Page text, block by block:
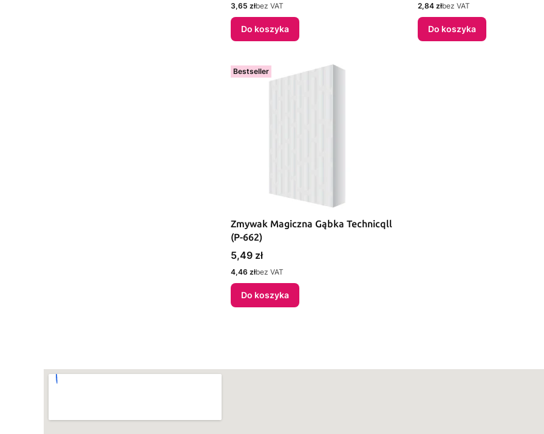
Cena
3,65 złbez VAT
Do koszyka
Cena
2,84 złbez VAT
Do koszyka
Bestseller
Zmywak Magiczna Gąbka Technicqll
(P-662)
Cena
5,49 zł
Cena
4,46 złbez VAT
Do koszyka